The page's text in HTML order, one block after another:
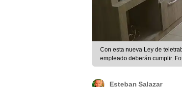
Con esta nueva Ley de
empleado deberán cumplir.